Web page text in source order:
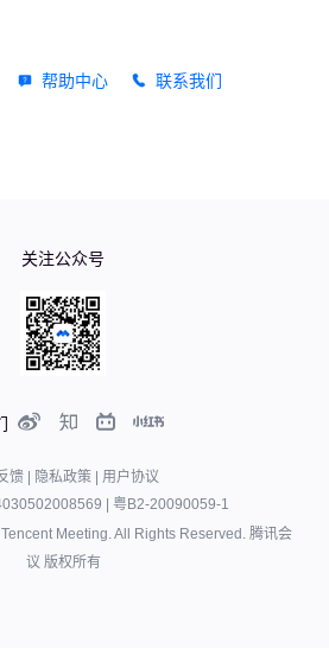
帮助中心 联系我们
关注公众号
馈 隐私政策
用户协议
粤B2-20090059-1
Tencent Meeting. All Rights Reserved. 腾讯会
议 版权所有